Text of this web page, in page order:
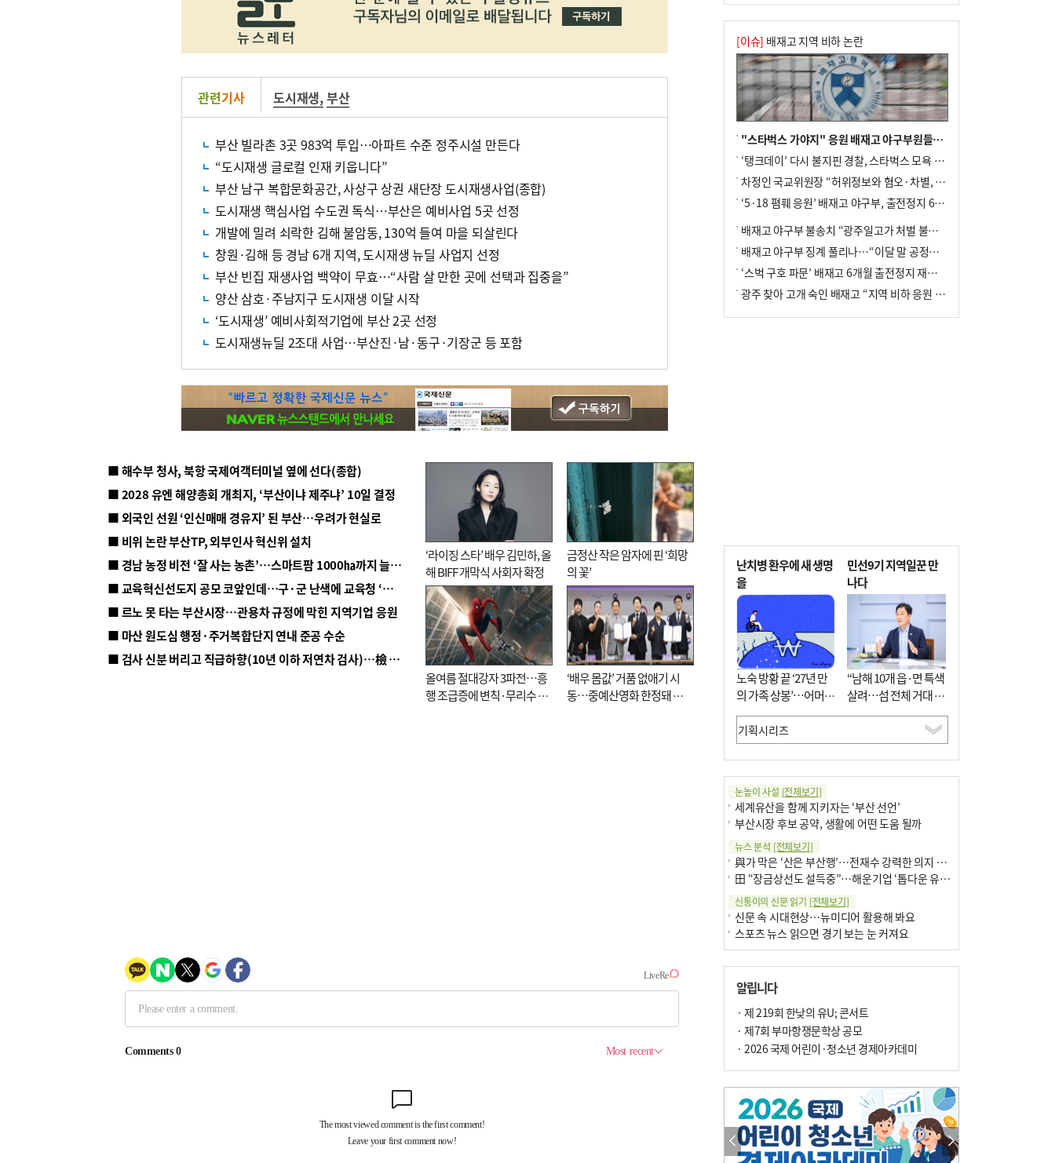
관련기사 도시재생,부산
부산 빌라촌 3곳 983억 투입…아파트 수준 정주시설 만든다
“도시재생 글로컬 인재 키웁니다”
부산 남구 복합문화공간, 사상구 상권 새단장 도시재생사업(종합)
도시재생 핵심사업 수도권 독식…부산은 예비사업 5곳 선정
개발에 밀려 쇠락한 김해 불암동, 130억 들여 마을 되살린다
창원·김해 등 경남 6개 지역, 도시재생 뉴딜 사업지 선정
부산 빈집 재생사업 백약이 무효…“사람 살 만한 곳에 선택과 집중을”
양산 삼호·주남지구 도시재생 이달 시작
‘도시재생’ 예비사회적기업에 부산 2곳 선정
도시재생뉴딜 2조대 사업…부산진·남·동구·기장군 등 포함
■ 해수부 청사, 북항 국제여객터미널 옆에 선다(종합)
■ 2028 유엔 해양총회 개최지, ‘부산이냐 제주냐’ 10일 결정
■ 외국인 선원 ‘인신매매 경유지’ 된 부산…우려가 현실로
■ 비위 논란 부산TP, 외부인사 혁신위 설치
■ 경남 농정 비전 ‘잘 사는 농촌’…스마트팜 1000㏊까지 늘린다
■ 교육혁신선도지 공모 코앞인데…구·군 난색에 교육청 ‘쩔쩔’
■ 르노 못 타는 부산시장…관용차 규정에 막힌 지역기업 응원
■ 마산 원도심 행정·주거복합단지 연내 준공 수순
■ 검사 신분 버리고 직급하향(10년 이하 저연차 검사)…檢 중수청행 기피
‘라이징 스타’ 배우 김민하, 올
해 BIFF 개막식 사회자 확정
금정산 작은 암자에 핀 ‘희망
의 꽃’
올여름 절대강자 3파전…흥
행 조급증에 변칙·무리수 마
‘배우 몸값’ 거품 없애기 시
동…중예산영화 한정돼 실
[이슈] 배재고 지역 비하 논란
"스타벅스 가야지" 응원 배재고 야구부원들, 학교서 징계 처분
‘탱크데이’ 다시 불지핀 경찰, 스타벅스 모욕 혐의 압수수색
차정인 국교위원장 “허위정보와 혐오·차별, 학교 교실까지 유입"
‘5·18 폄훼 응원’ 배재고 야구부, 출전정지 6개월→1개월 감경
배재고 야구부 불송치 “광주일고가 처벌 불원 의사 표해”
배재고 야구부 징계 풀리나…“이달 말 공정위서 재심의”
‘스벅 구호 파문’ 배재고 6개월 출전정지 재심 신청키로
광주 찾아 고개 숙인 배재고 “지역 비하 응원 잘못”(종합)
난치병 환우에 새 생명
을
노숙 방황 끝 ‘27년 만
의 가족 상봉’…어머니
와 행복 꿈꿔
민선9기 지역일꾼 만
나다
“남해 10개 읍·면 특색
살려…섬 전체 거대 정
원으로 조성”
눈높이 사설 [전체보기]
세계유산을 함께 지키자는 ‘부산 선언’
부산시장 후보 공약, 생활에 어떤 도움 될까
뉴스 분석 [전체보기]
與가 막은 ‘산은 부산행’…전재수 강력한 의지 표명 없인 공염불
田 “장금상선도 설득중”…해운기업 ‘톱다운 유치전’ 가속
신통이의 신문 읽기 [전체보기]
신문 속 시대현상…뉴미디어 활용해 봐요
스포츠 뉴스 읽으면 경기 보는 눈 커져요
구·군 승진 축하화분 관행 없애자니 소상공인 울상
팩트체크[전체보기]
의령 한우산 털중나리
한 손 뉴스[전체보기]
시민이 개발한 폭염 대응 앱 ‘그늘로’ 길안내 지도 등 인기
골목 맛집 발굴 고메 셀렉션…부산시, 페스티벌 시월 연계
알립니다
· 제 219회 한낮의 유U; 콘서트
· 제7회 부마항쟁문학상 공모
· 2026 국제 어린이·청소년 경제아카데미